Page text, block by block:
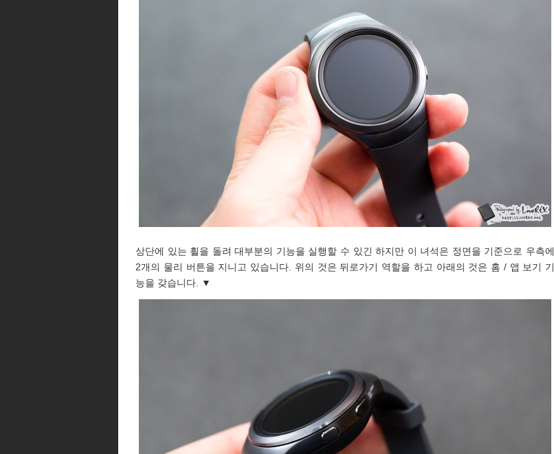
상단에 있는 휠을 돌려 대부분의 기능을 실행할 수 있긴 하지만 이 녀석은 정면을 기준으로 우측에
2개의 물리 버튼을 지니고 있습니다. 위의 것은 뒤로가기 역할을 하고 아래의 것은 홈 / 앱 보기 기
능을 갖습니다. ▼